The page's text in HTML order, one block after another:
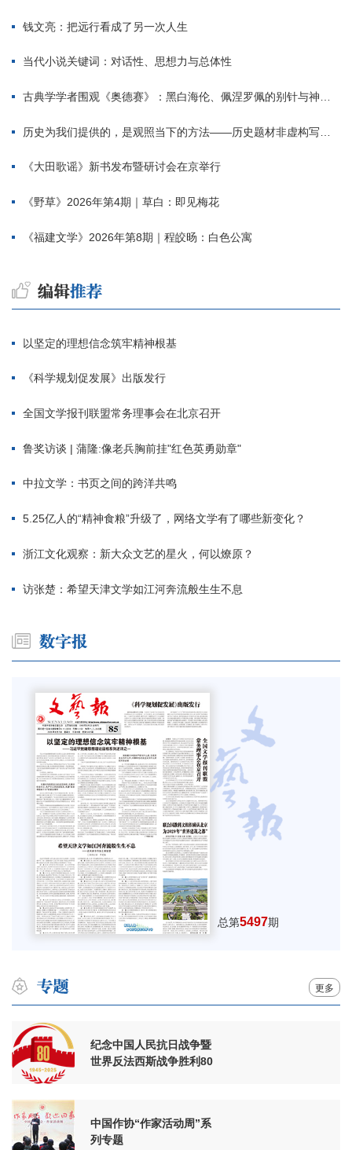
钱文亮：把远行看成了另一次人生
当代小说关键词：对话性、思想力与总体性
古典学学者围观《奥德赛》：黑白海伦、佩涅罗佩的别针与神秘入侵者
历史为我们提供的，是观照当下的方法——历史题材非虚构写作多人谈
《大田歌谣》新书发布暨研讨会在京举行
《野草》2026年第4期｜草白：即见梅花
《福建文学》2026年第8期｜程皎旸：白色公寓
以坚定的理想信念筑牢精神根基
《科学规划促发展》出版发行
全国文学报刊联盟常务理事会在北京召开
鲁奖访谈 | 蒲隆:像老兵胸前挂"红色英勇勋章"
中拉文学：书页之间的跨洋共鸣
5.25亿人的“精神食粮”升级了，网络文学有了哪些新变化？
浙江文化观察：新大众文艺的星火，何以燎原？
访张楚：希望天津文学如江河奔流般生生不息
总第5497期
更多
纪念中国人民抗日战争暨
世界反法西斯战争胜利80
中国作协“作家活动周”系
列专题